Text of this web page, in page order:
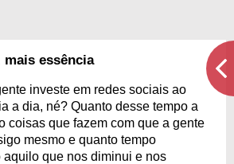
mais essência
investe em redes sociais ao
a dia, né? Quanto desse tempo a
coisas que fazem com que a gente
mesmo e quanto tempo
que nos diminui e nos